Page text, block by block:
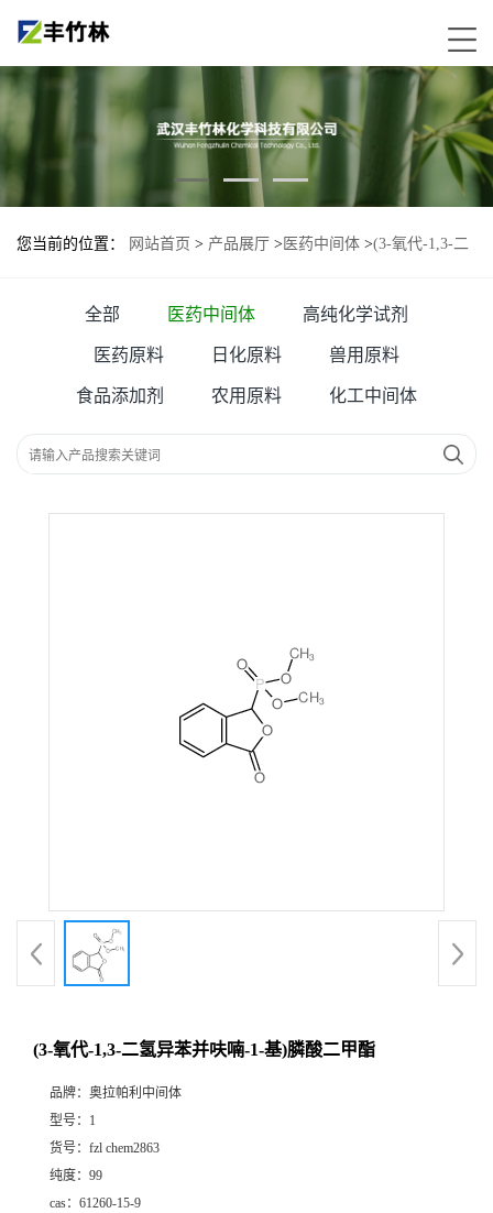
您当前的位置： 网站首页 > 产品展厅 > 医药中间体 >(3-氧代-1,3-二
全部 医药中间体 高纯化学试剂
医药原料 日化原料 兽用原料
食品添加剂 农用原料 化工中间体
(3-氧代-1,3-二氢异苯并呋喃-1-基)膦酸二甲酯
品牌： 奥拉帕利中间体
型号： 1
货号： fzl chem2863
纯度： 99
cas： 61260-15-9